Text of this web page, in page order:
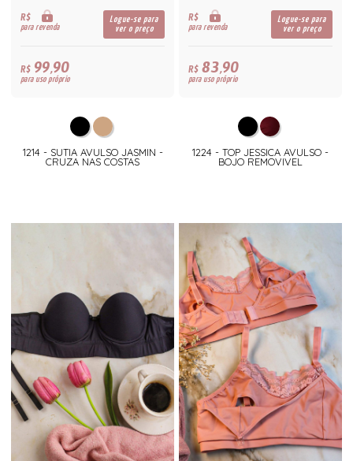
R$
para revenda
Logue-se para
ver o preço
R$99,90
para uso próprio
1214 - SUTIA AVULSO JASMIN -
CRUZA NAS COSTAS
R$
para revenda
Logue-se para
ver o preço
R$83,90
para uso próprio
1224 - TOP JESSICA AVULSO -
BOJO REMOVIVEL